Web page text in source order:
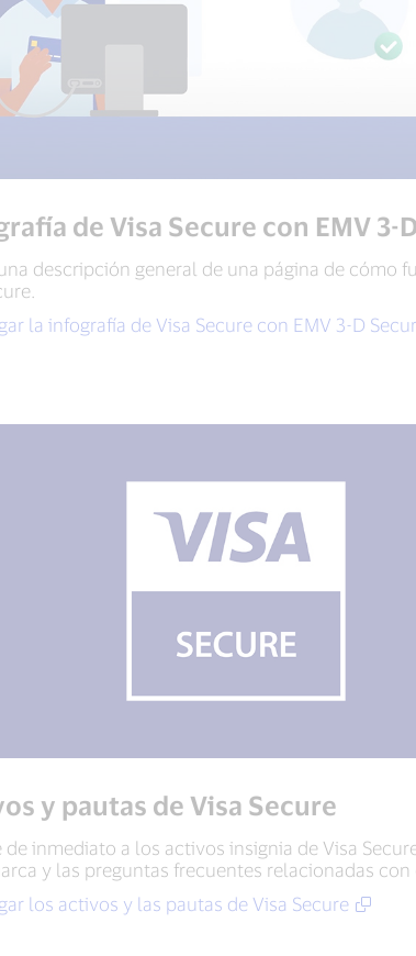
de Visa Secure con EMV 3-
descripción general de una página de cómo
la infografía de Visa Secure con EMV 3-D
y pautas de Visa Secure
de inmediato a los activos insignia de Visa
y las preguntas frecuentes relacionadas con
los activos y las pautas de Visa Secure